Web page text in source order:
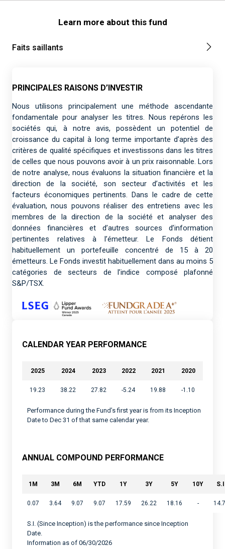
Learn more about this fund
Faits saillants
PRINCIPALES RAISONS D’INVESTIR
Nous utilisons principalement une méthode ascendante
fondamentale pour analyser les titres. Nous repérons les
sociétés qui, à notre avis, possèdent un potentiel de
croissance du capital à long terme importante d’après des
critères de qualité spécifiques et investissons dans les titres
de celles que nous pouvons avoir à un prix raisonnable. Lors
de notre analyse, nous évaluons la situation financière et la
direction de la société, son secteur d’activités et les
facteurs économiques pertinents. Dans le cadre de cette
évaluation, nous pouvons réaliser des entretiens avec les
membres de la direction de la société et analyser des
données financières et d’autres sources d’information
pertinentes relatives à l’émetteur. Le Fonds détient
habituellement un portefeuille concentré de 15 à 20
émetteurs. Le Fonds investit habituellement dans au moins 5
catégories de secteurs de l’indice composé plafonné
S&P/TSX.
CALENDAR YEAR PERFORMANCE
2025 2024 2023 2022 2021 2020
19.23 38.22 27.82 -5.24 19.88 -1.10
Performance during the Fund’s first year is from its Inception
Date to Dec 31 of that same calendar year.
ANNUAL COMPOUND PERFORMANCE
1M 3M 6M YTD 1Y 3Y 5Y 10Y
0.07 3.64 9.07 9.07 17.59 26.22 18.16 -
S.I. (Since Inception) is the performance since Inception
Date.
Information as of 06/30/2026